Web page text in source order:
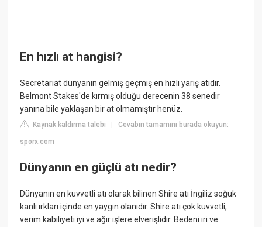
En hızlı at hangisi?
Secretariat dünyanın gelmiş geçmiş en hızlı yarış atıdır.
Belmont Stakes'de kırmış olduğu derecenin 38 senedir
yanına bile yaklaşan bir at olmamıştır henüz.
Kaynak kaldırma talebi |Cevabın tamamını burada okuyun:
sporx.com
Dünyanın en güçlü atı nedir?
Dünyanın en kuvvetli atı olarak bilinen Shire atı İngiliz soğuk
kanlı ırkları içinde en yaygın olanıdır. Shire atı çok kuvvetli,
verim kabiliyeti iyi ve ağır işlere elverişlidir. Bedeni iri ve